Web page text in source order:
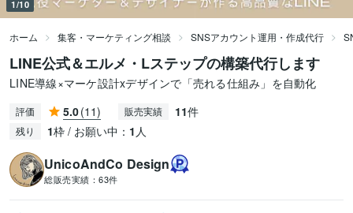
1/10
ホーム 集客・マーケティング相談 SNSアカウント運用・作成代行
LINE公式＆エルメ・Lステップの構築代行します
LINE導線×マーケ設計xデザインで「売れる仕組み」を自動化
評価 5.0(11) 販売実績 11件
残り 1枠 / お願い中： 1 人
UnicoAndCo Design
総販売実績： 63件